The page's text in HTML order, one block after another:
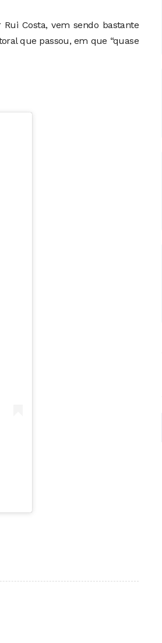
Costa, vem sendo bastante
que passou, em que “quase